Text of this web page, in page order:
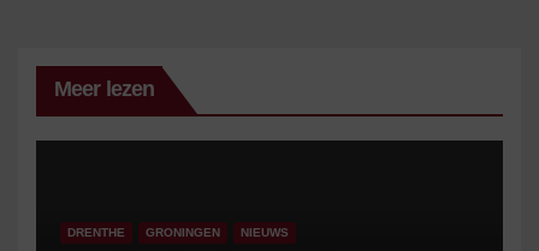
Meer lezen
DRENTHE GRONINGEN NIEUWS